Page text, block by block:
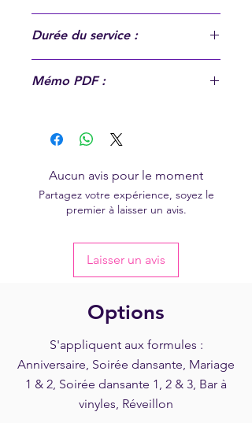
- Machines à étincelles froides (200 €)
- Vidéoprojecteur + écran 2mx1.50m
(150 €)
- Machine à bulles (40 €)
ces cinq (Pack éclairage de salle,
fumée VertiFog CO2 coloré,
Durée du service :
et de rangement, voir conditions
Mémo PDF :
Animations"
Aucun avis pour le moment
Partagez votre expérience, soyez le
premier à laisser un avis.
Laisser un avis
Options
S'appliquent aux formules :
Anniversaire, Soirée dansante, Mariage
1 & 2, Soirée dansante 1, 2 & 3, Bar à
vinyles, Réveillon